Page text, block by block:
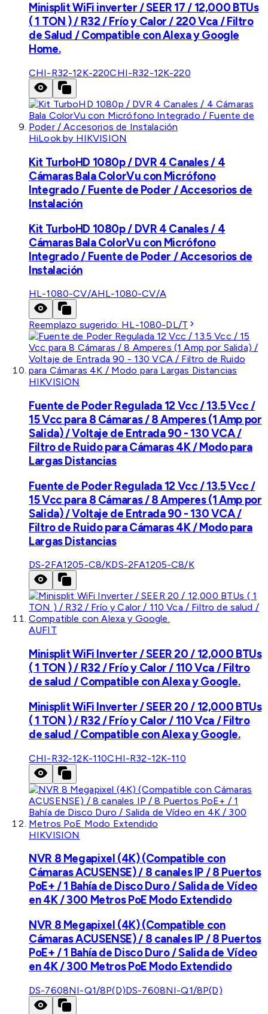
Minisplit WiFi inverter / SEER 17 / 12,000 BTUs
( 1 TON ) / R32 / Frío y Calor / 220 Vca / Filtro
de Salud / Compatible con Alexa y Google
Home.
CHI-R32-12K-220CHI-R32-12K-220
HiLook by HIKVISION
Kit TurboHD 1080p / DVR 4 Canales / 4
Cámaras Bala ColorVu con Micrófono
Integrado / Fuente de Poder / Accesorios de
Instalación
Kit TurboHD 1080p / DVR 4 Canales / 4
Cámaras Bala ColorVu con Micrófono
Integrado / Fuente de Poder / Accesorios de
Instalación
HL-1080-CV/AHL-1080-CV/A
Reemplazo sugerido: HL-1080-DL/T
HIKVISION
Fuente de Poder Regulada 12 Vcc / 13.5 Vcc /
15 Vcc para 8 Cámaras / 8 Amperes (1 Amp por
Salida) / Voltaje de Entrada 90 - 130 VCA /
Filtro de Ruido para Cámaras 4K / Modo para
Largas Distancias
Fuente de Poder Regulada 12 Vcc / 13.5 Vcc /
15 Vcc para 8 Cámaras / 8 Amperes (1 Amp por
Salida) / Voltaje de Entrada 90 - 130 VCA /
Filtro de Ruido para Cámaras 4K / Modo para
Largas Distancias
DS-2FA1205-C8/KDS-2FA1205-C8/K
AUFIT
Minisplit WiFi Inverter / SEER 20 / 12,000 BTUs
( 1 TON ) / R32 / Frío y Calor / 110 Vca / Filtro
de salud / Compatible con Alexa y Google.
Minisplit WiFi Inverter / SEER 20 / 12,000 BTUs
( 1 TON ) / R32 / Frío y Calor / 110 Vca / Filtro
de salud / Compatible con Alexa y Google.
CHI-R32-12K-110CHI-R32-12K-110
HIKVISION
NVR 8 Megapixel (4K) (Compatible con
Cámaras ACUSENSE) / 8 canales IP / 8 Puertos
PoE+ / 1 Bahía de Disco Duro / Salida de Vídeo
en 4K / 300 Metros PoE Modo Extendido
NVR 8 Megapixel (4K) (Compatible con
Cámaras ACUSENSE) / 8 canales IP / 8 Puertos
PoE+ / 1 Bahía de Disco Duro / Salida de Vídeo
en 4K / 300 Metros PoE Modo Extendido
DS-7608NI-Q1/8P(D)DS-7608NI-Q1/8P(D)